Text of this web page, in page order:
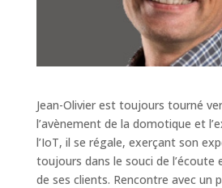
Jean-Olivier est toujours tourné
l’avènement de la domotique et
l’IoT, il se régale, exerçant son
toujours dans le souci de l’écoute
de ses clients. Rencontre avec un